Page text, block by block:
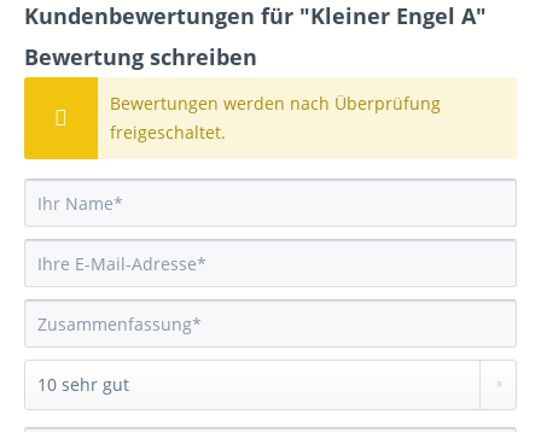
Kundenbewertungen für "Kleiner Engel A"
Bewertung schreiben
Bewertungen werden nach Überprüfung
freigeschaltet.